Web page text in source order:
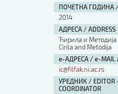
ПОЧЕТНА ГОДИНА /
2014
АДРЕСА / ADDRESS
Ћирила и
Cirila and Metodija
е-АДРЕСА / e-MAIL
ic@filfak.ni.ac.rs
УРЕДНИК /
COORDINATOR